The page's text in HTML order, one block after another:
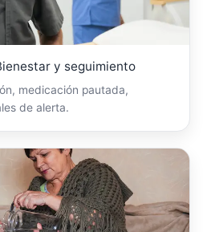
y seguimiento
medicación pautada,
de alerta.